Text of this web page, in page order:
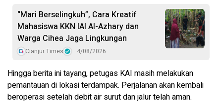
“Mari Berselingkuh”, Cara Kreatif
Mahasiswa KKN IAI Al-Azhary dan
Warga Cihea Jaga Lingkungan
Cianjur Times 4/08/2026
Hingga berita ini tayang, petugas KAI masih melakukan
pemantauan di lokasi terdampak. Perjalanan akan kembali
beroperasi setelah debit air surut dan jalur telah aman.